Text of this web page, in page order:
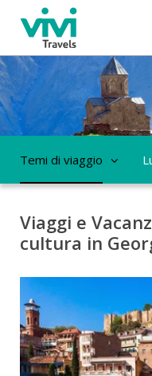
Temi di viaggio
Viaggi e
cultura in